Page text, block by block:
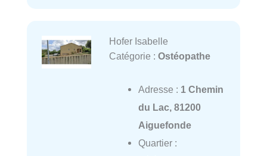
Hofer Isabelle
Catégorie : Ostéopathe
Adresse : 1 Chemin
du Lac, 81200
Aiguefonde
Quartier :